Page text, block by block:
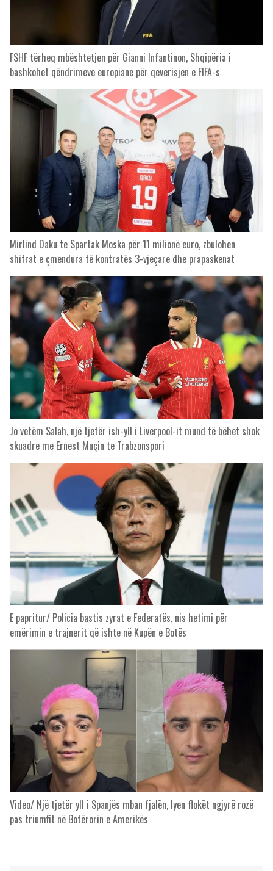
FSHF tërheq mbështetjen për Gianni Infantinon, Shqipëria i
bashkohet qëndrimeve europiane për qeverisjen e FIFA-s
Mirlind Daku te Spartak Moska për 11 milionë euro, zbulohen
shifrat e çmendura të kontratës 3-vjeçare dhe prapaskenat
Jo vetëm Salah, një tjetër ish-yll i Liverpool-it mund të bëhet shok
skuadre me Ernest Muçin te Trabzonspori
E papritur/ Policia bastis zyrat e Federatës, nis hetimi për
emërimin e trajnerit që ishte në Kupën e Botës
Video/ Një tjetër yll i Spanjës mban fjalën, lyen flokët ngjyrë rozë
pas triumfit në Botërorin e Amerikës